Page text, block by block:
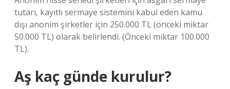
tutarı, kayıtlı sermaye sistemini kabul eden kamu
dışı anonim şirketler için 250.000 TL (önceki miktar
50.000 TL) olarak belirlendi. (Önceki miktar 100.000
TL).
Aş kaç günde kurulur?